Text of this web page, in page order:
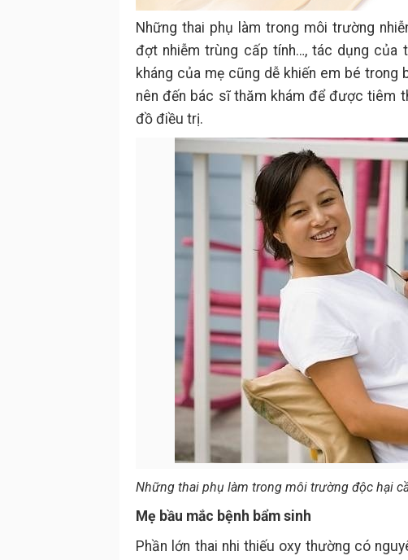
Những thai phụ làm trong môi trường
đợt nhiễm trùng cấp tính…, tác dụng của
kháng của mẹ cũng dễ khiến em bé trong
nên đến bác sĩ thăm khám để được tiêm
đồ điều trị.
Những thai phụ làm trong môi trường độc hại
Mẹ bầu mắc bệnh bẩm sinh
Phần lớn thai nhi thiếu oxy thường có